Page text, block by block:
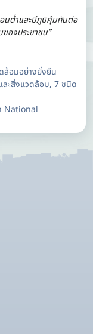
อนต่ำและมีภูมิคุ้มกันต่อ
องประชาชน”
ล้อมอย่างยั่งยืน
ะสิ่งแวดล้อม, 7 ชนิด
National